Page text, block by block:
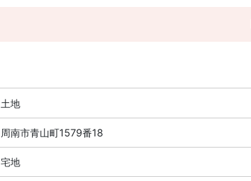
土地
周南市青山町1579番18
宅地